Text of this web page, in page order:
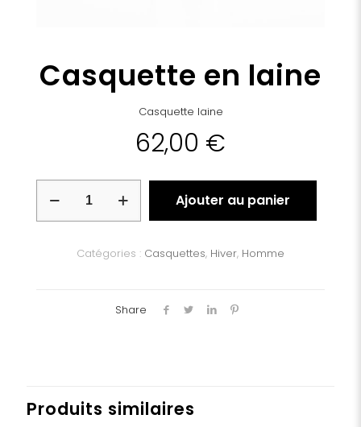
Casquette en laine
Casquette laine
62,00 €
Casquette
Ajouter au panier
Catégories : Casquettes, Hiver, Homme
Share
Produits similaires